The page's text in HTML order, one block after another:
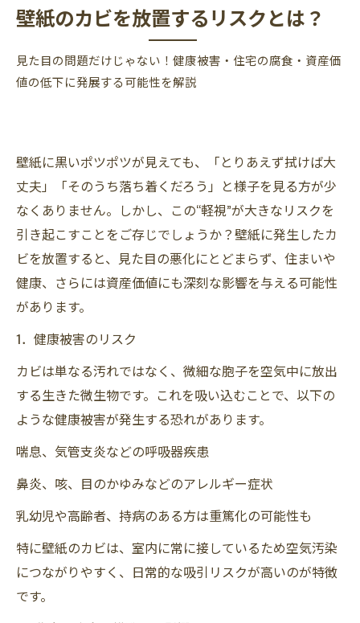
カビ臭・アレルギー・咳…見えないカビが健康に
与える影響とは？
カビバスターズ東海は内装工事の東海装美のカ
壁の中のカビが壁紙に。。。
クローゼットの壁紙に黒カビ！カビ対策に除湿
機「カライエ」のご紹介
寝室の壁紙に黒カビ！カビ除去とカビ対策と
は？
玄関の壁紙に黒カビ！カビ除去専門業者に依頼
する！
対策
カビ取り業者を選ぶ際のチェックポイント愛知
カビバスターズ東海は東京支店で関東エリアに
対応
カビバスターズ東海の無料現地調査でカビの“見
壁紙のカビ対策は“今”がベストタイミング！プ
壁紙のカビを放置するリスクとは？
見た目の問題だけじゃない！健康被害・住宅の腐食・資産価
値の低下に発展する可能性を解説
壁紙に黒いポツポツが見えても、「とりあえず拭けば大
丈夫」「そのうち落ち着くだろう」と様子を見る方が少
なくありません。しかし、この“軽視”が大きなリスクを
引き起こすことをご存じでしょうか？壁紙に発生したカ
ビを放置すると、見た目の悪化にとどまらず、住まいや
健康、さらには資産価値にも深刻な影響を与える可能性
があります。
1．健康被害のリスク
カビは単なる汚れではなく、微細な胞子を空気中に放出
する生きた微生物です。これを吸い込むことで、以下の
ような健康被害が発生する恐れがあります。
喘息、気管支炎などの呼吸器疾患
鼻炎、咳、目のかゆみなどのアレルギー症状
乳幼児や高齢者、持病のある方は重篤化の可能性も
特に壁紙のカビは、室内に常に接しているため空気汚染
につながりやすく、日常的な吸引リスクが高いのが特徴
です。